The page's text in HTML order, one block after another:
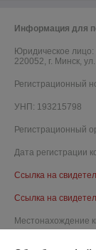
Информация для
Юридическое лицо:
220052, г. Минск,
Регистрационный
УНП: 193215798
Регистрационный
Дата регистрации
Ссылка на
Ссылка на
Местонахождение